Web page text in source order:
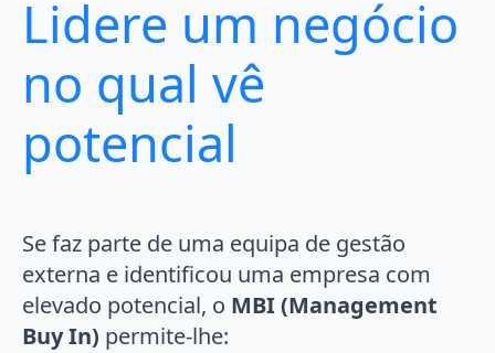
Lidere um negócio
no qual vê
potencial
Se faz parte de uma equipa de gestão
externa e identificou uma empresa com
elevado potencial, o MBI (Management
Buy In) permite-lhe: